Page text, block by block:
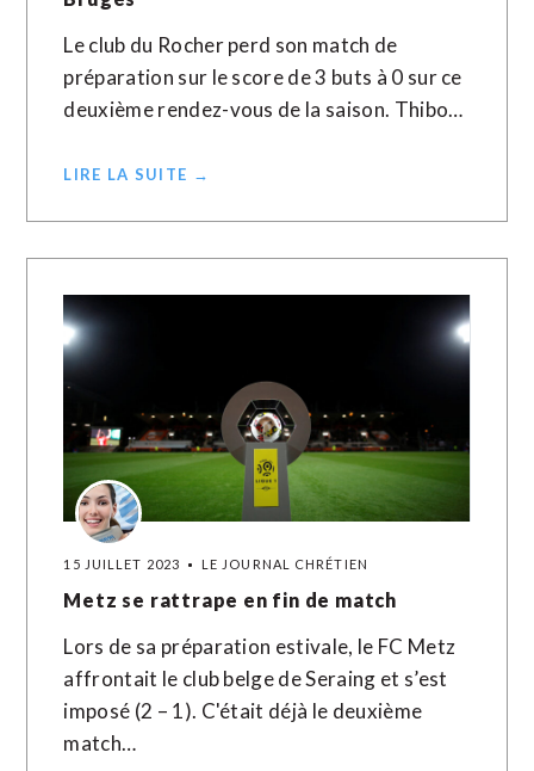
Le club du Rocher perd son match de
préparation sur le score de 3 buts à 0 sur ce
deuxième rendez-vous de la saison. Thibo…
LIRE LA SUITE →
15 JUILLET 2023 LE JOURNAL CHRÉTIEN
Metz se rattrape en fin de match
Lors de sa préparation estivale, le FC Metz
affrontait le club belge de Seraing et s’est
imposé (2 – 1). C'était déjà le deuxième
match…